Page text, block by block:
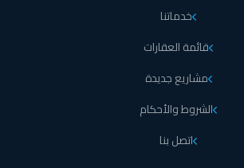
خدماتنا
قائمة العقارات
مشاريع جديدة
الشروط والأحكام
اتصل بنا